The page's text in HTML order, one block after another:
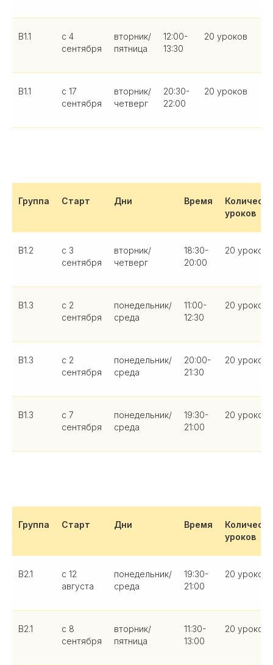
B1.1
с 4
сентября
вторник/
пятница
12:00-
13:30
20 уроков
B1.1
с 17
сентября
вторник/
четверг
20:30-
22:00
20 уроков
Группа Старт Дни Время
уроков
B1.2
с 3
сентября
вторник/
четверг
18:30-
20:00
20 уроков
B1.3
с 2
сентября
понедельник/
среда
11:00-
12:30
20 уроков
B1.3
с 2
сентября
понедельник/
среда
20:00-
21:30
20 уроков
B1.3
с 7
сентября
понедельник/
среда
19:30-
21:00
20 уроков
Группа Старт Дни Время
уроков
В2.1
с 12
августа
понедельник/
среда
19:30-
21:00
20 уроков
В2.1
с 8
сентября
вторник/
пятница
11:30-
13:00
20 уроков